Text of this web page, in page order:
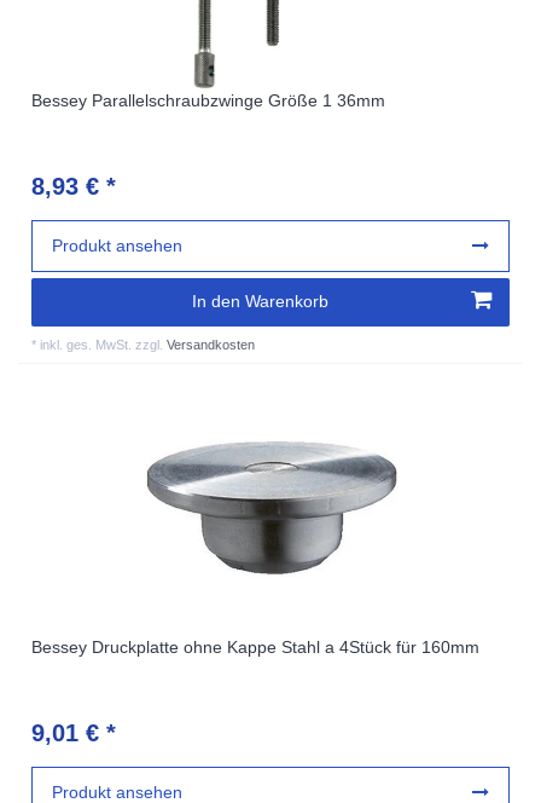
Bessey Parallelschraubzwinge Größe 1 36mm
8,93 € *
In den Warenkorb
* inkl. ges. MwSt. zzgl.Versandkosten
Produkt ansehen
Bessey Druckplatte ohne Kappe Stahl a 4Stück für 160mm
9,01 € *
Produkt ansehen